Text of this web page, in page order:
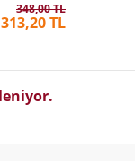
348,00 TL
313,20 TL